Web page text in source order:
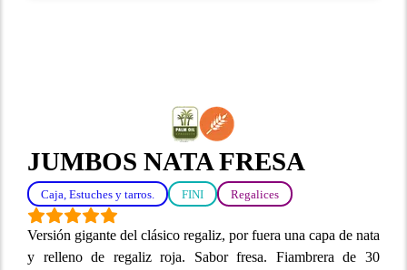
JUMBOS NATA FRESA
Caja, Estuches y tarros. FINI Regalices
Versión gigante del clásico regaliz, por fuera una capa de nata
y relleno de regaliz roja. Sabor fresa. Fiambrera de 30